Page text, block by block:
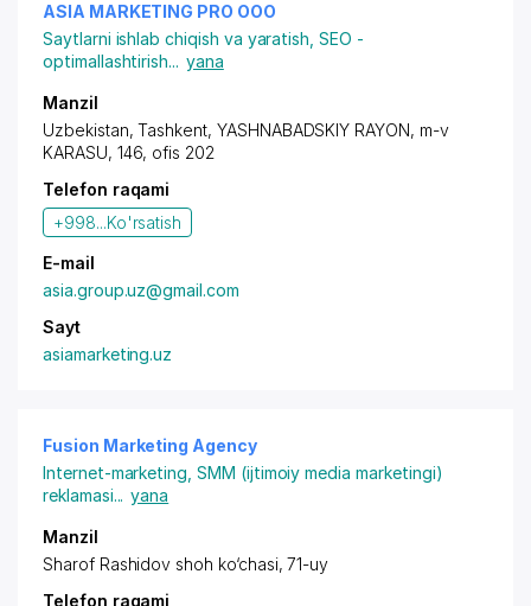
ASIA MARKETING PRO OOO
Saytlarni ishlab chiqish va yaratish ,SEO -
optimallashtirish... yana
Manzil
Uzbekistan, Tashkent, YASHNABADSKIY RAYON, m-v
KARASU, 146, ofis 202
Telefon raqami
+998...Ko'rsatish
E-mail
asia.group.uz@gmail.com
Sayt
asiamarketing.uz
Fusion Marketing Agency
Internet-marketing ,SMM (ijtimoiy media marketingi)
reklamasi... yana
Manzil
Sharof Rashidov shoh ko‘chasi, 71-uy
Telefon raqami